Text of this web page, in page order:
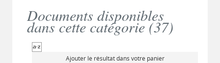
Documents disponibles
dans cette catégorie (37)
Ajouter le résultat dans votre panier